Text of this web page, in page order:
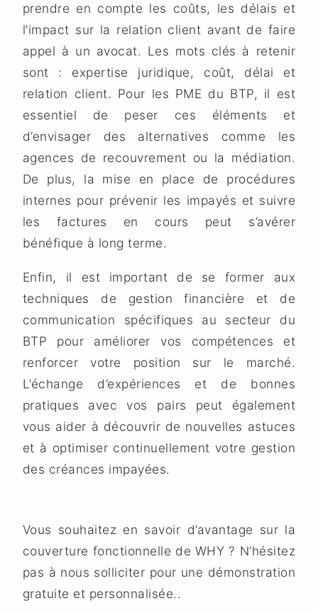
prendre en compte les coûts, les délais et
l’impact sur la relation client avant de faire
appel à un avocat. Les mots clés à retenir
sont : expertise juridique, coût, délai et
relation client. Pour les PME du BTP, il est
essentiel de peser ces éléments et
d’envisager des alternatives comme les
agences de recouvrement ou la médiation.
De plus, la mise en place de procédures
internes pour prévenir les impayés et suivre
les factures en cours peut s’avérer
bénéfique à long terme.
Enfin, il est important de se former aux
techniques de gestion financière et de
communication spécifiques au secteur du
BTP pour améliorer vos compétences et
renforcer votre position sur le marché.
L’échange d’expériences et de bonnes
pratiques avec vos pairs peut également
vous aider à découvrir de nouvelles astuces
et à optimiser continuellement votre gestion
des créances impayées.
Vous souhaitez en savoir d’avantage sur la
couverture fonctionnelle de WHY ? N’hésitez
pas à nous solliciter pour une démonstration
gratuite et personnalisée..